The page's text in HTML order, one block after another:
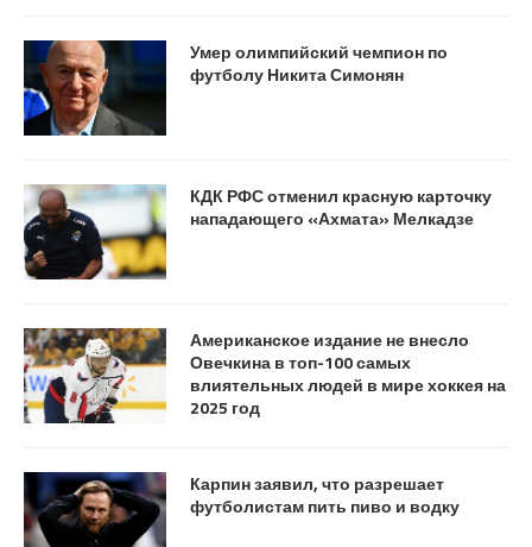
Умер олимпийский чемпион по
футболу Никита Симонян
КДК РФС отменил красную карточку
нападающего «Ахмата» Мелкадзе
Американское издание не внесло
Овечкина в топ-100 самых
влиятельных людей в мире хоккея на
2025 год
Карпин заявил, что разрешает
футболистам пить пиво и водку